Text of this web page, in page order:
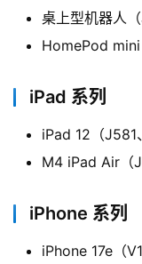
桌上型机器人
HomePod mini
iPad 系列
iPad 12（J581
M4 iPad Air（
iPhone 系列
iPhone 17e（